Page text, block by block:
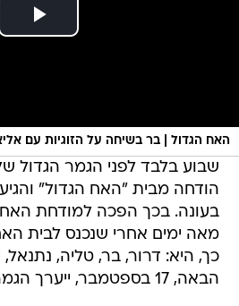
האח הגדול | בר בשיחה על הזוגיות עם
שבוע בלבד לפני הגמר הגדול
הודחה מבית "האח הגדול"
בעונה. בכך הפכה למודחת
מאה ימים אחרי שנכנס לבית
כך, היא: דרור, בר, טליה,
הבאה, 17 בספטמבר, ייערך הגמר של "האח הגדול".